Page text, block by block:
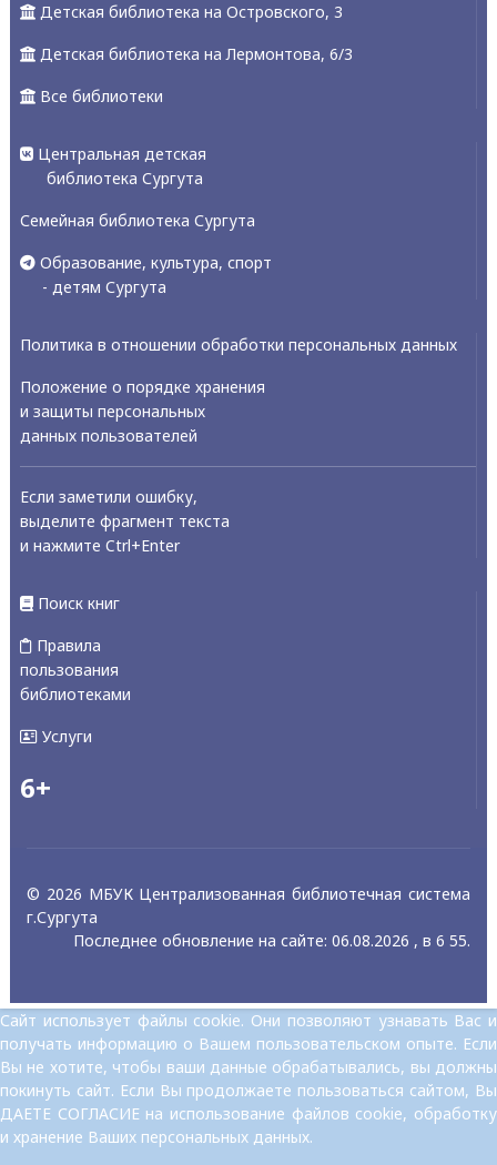
Детская библиотека на Островского, 3
Детская библиотека на Лермонтова, 6/3
Все библиотеки
Центральная детская
библиотека Сургута
Семейная библиотека Сургута
Образование, культура, спорт
- детям Сургута
Политика в отношении обработки персональных данных
Положение о порядке хранения
и защиты персональных
данных пользователей
Если заметили ошибку,
выделите фрагмент текста
и нажмите Ctrl+Enter
Поиск книг
Правила
пользования
библиотеками
Услуги
6+
© 2026 МБУК Централизованная библиотечная система
г.Сургута
Последнее обновление на сайте: 06.08.2026 , в 6 55.
Сайт использует файлы cookie. Они позволяют узнавать Вас и
получать информацию о Вашем пользовательском опыте. Если
Вы не хотите, чтобы ваши данные обрабатывались, вы должны
покинуть сайт. Если Вы продолжаете пользоваться сайтом, Вы
ДАЕТЕ СОГЛАСИЕ на использование файлов cookie, обработку
и хранение Ваших персональных данных.